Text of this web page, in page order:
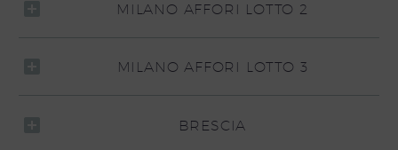
MILANO AFFORI LOTTO 2
MILANO AFFORI LOTTO 3
BRESCIA